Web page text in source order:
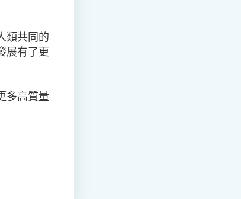
類共同的
展有了更
多高質量